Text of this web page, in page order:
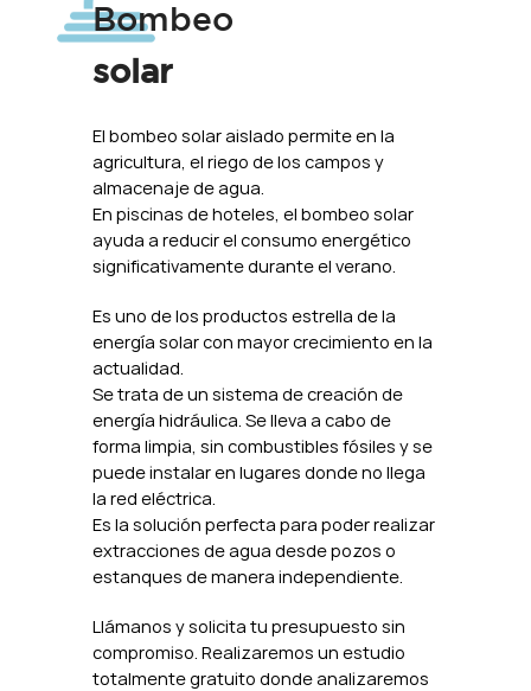
Bombeo
solar
El bombeo solar aislado permite en la
agricultura, el riego de los campos y
almacenaje de agua.
En piscinas de hoteles, el bombeo solar
ayuda a reducir el consumo energético
significativamente durante el verano.
Es uno de los productos estrella de la
energía solar con mayor crecimiento en la
actualidad.
Se trata de un sistema de creación de
energía hidráulica. Se lleva a cabo de
forma limpia, sin combustibles fósiles y se
puede instalar en lugares donde no llega
la red eléctrica.
Es la solución perfecta para poder realizar
extracciones de agua desde pozos o
estanques de manera independiente.
Llámanos y solicita tu presupuesto sin
compromiso. Realizaremos un estudio
totalmente gratuito donde analizaremos